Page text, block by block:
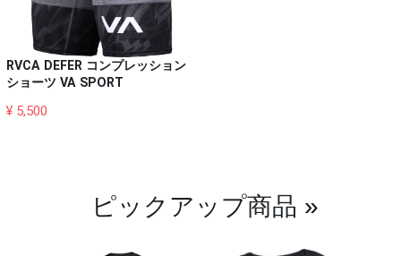
RVCA DEFER コンプレッション
ショーツ VA SPORT
¥ 5,500
ピックアップ商品 »